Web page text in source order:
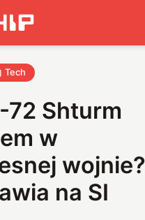
Tech
72 Shturm
w
wojnie?
na SI